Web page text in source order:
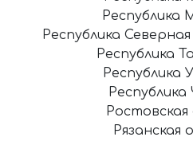
Республика
Республика
Республика
Республика
Республика
Рязанская